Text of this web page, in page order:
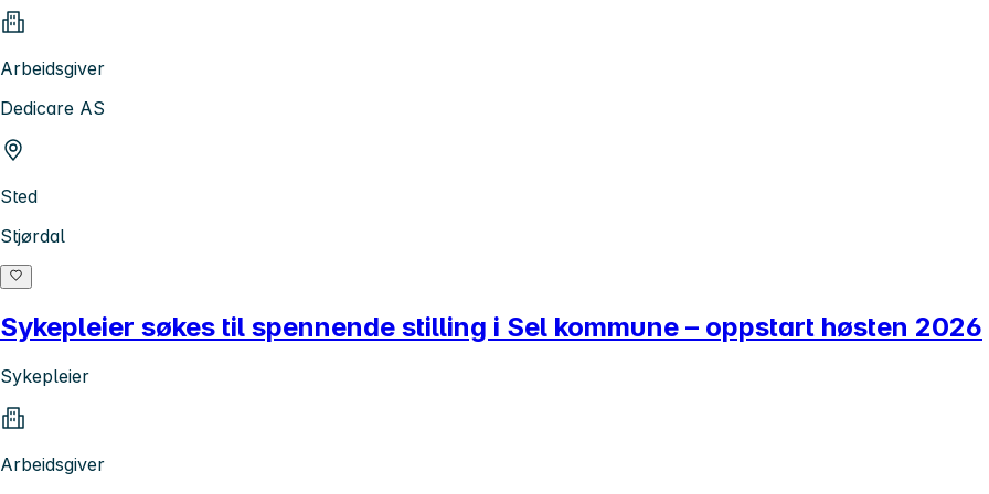
Arbeidsgiver
Dedicare AS
Sted
Stjørdal
Sykepleier søkes til spennende stilling i Sel kommune – oppstart høsten 2026
Sykepleier
Arbeidsgiver